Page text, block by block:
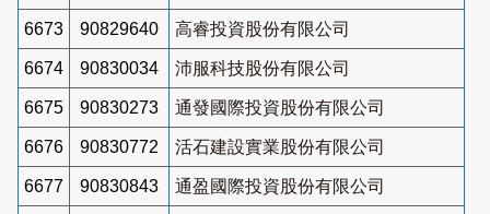
6673 90829640 高睿投資股份有限公司
6674 90830034 沛服科技股份有限公司
6675 90830273 通發國際投資股份有限公司
6676 90830772 活石建設實業股份有限公司
6677 90830843 通盈國際投資股份有限公司